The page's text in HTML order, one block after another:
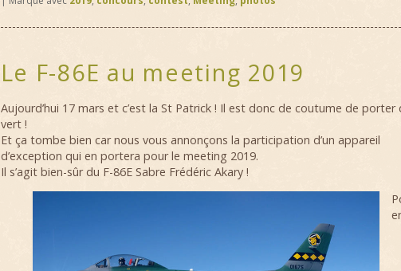
Le F-86E au meeting 2019
Aujourd’hui 17 mars et c’est la St Patrick ! Il est donc de coutume de porter
vert !
Et ça tombe bien car nous vous annonçons la participation d’un appareil
d’exception qui en portera pour le meeting 2019.
Il s’agit bien-sûr du F-86E Sabre Frédéric Akary !